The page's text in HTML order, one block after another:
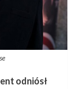
odniósł